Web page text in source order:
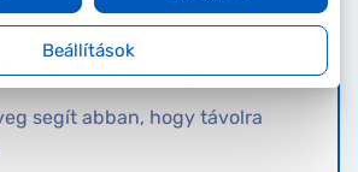
Távollátó szemüveg
segít abban, hogy távolra
Beállítások